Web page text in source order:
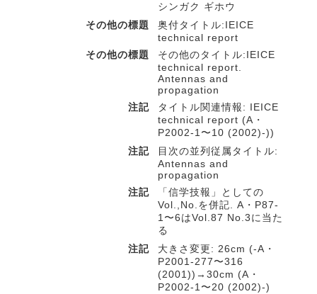
シンガク ギホウ
その他の標題
奥付タイトル:IEICE
technical report
その他の標題
その他のタイトル:IEICE
technical report.
Antennas and
propagation
注記
タイトル関連情報: IEICE
technical report (A・
P2002-1〜10 (2002)-))
注記
目次の並列従属タイトル:
Antennas and
propagation
注記
「信学技報」としての
Vol.,No.を併記. A・P87-
1〜6はVol.87 No.3に当た
る
注記
大きさ変更: 26cm (-A・
P2001-277〜316
(2001))→30cm (A・
P2002-1〜20 (2002)-)